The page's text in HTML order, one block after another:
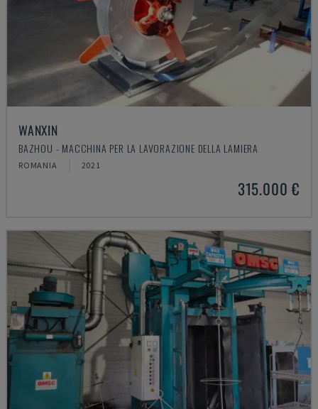
WANXIN
BAZHOU - MACCHINA PER LA LAVORAZIONE DELLA LAMIERA
ROMANIA 2021
315.000 €